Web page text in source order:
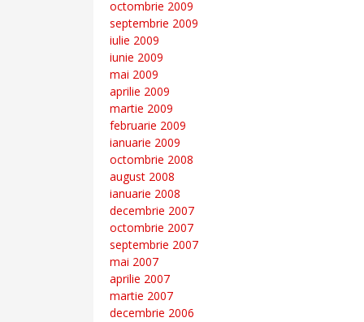
octombrie 2009
septembrie 2009
iulie 2009
iunie 2009
mai 2009
aprilie 2009
martie 2009
februarie 2009
ianuarie 2009
octombrie 2008
august 2008
ianuarie 2008
decembrie 2007
octombrie 2007
septembrie 2007
mai 2007
aprilie 2007
martie 2007
decembrie 2006